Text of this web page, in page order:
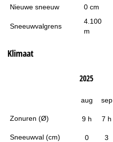
Nieuwe sneeuw
0 cm
Sneeuwvalgrens
4.100
m
Klimaat
Zonuren (Ø)
Sneeuwval (cm)
2025
aug sep
9 h 7 h
0 3